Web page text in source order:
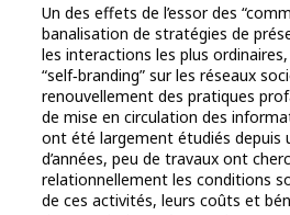
Un des effets de l’essor des
banalisation de stratégies de
les interactions les plus
“self‑branding” sur les réseaux
renouvellement des pratiques
de mise en circulation des
ont été largement étudiés depuis
d’années, peu de travaux ont
relationnellement les conditions
de ces activités, leurs coûts et